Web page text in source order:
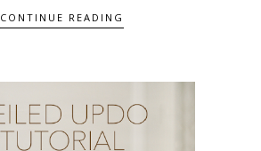
CONTINUE READING